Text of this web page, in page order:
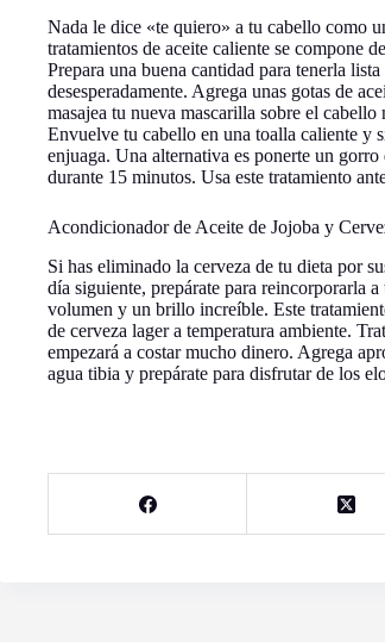
Nada le dice «te quiero» a tu cabello como
tratamientos de aceite caliente se compone
Prepara una buena cantidad para tenerla
desesperadamente. Agrega unas gotas de
masajea tu nueva mascarilla sobre el
Envuelve tu cabello en una toalla caliente y
enjuaga. Una alternativa es ponerte un
durante 15 minutos. Usa este tratamiento
Acondicionador de Aceite de Jojoba y
Si has eliminado la cerveza de tu dieta por
día siguiente, prepárate para reincorporarla
volumen y un brillo increíble. Este
de cerveza lager a temperatura ambiente.
empezará a costar mucho dinero. Agrega
agua tibia y prepárate para disfrutar de los